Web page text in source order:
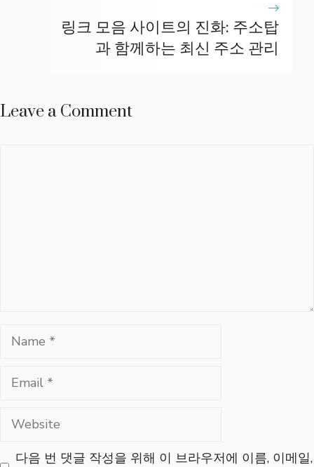
링크 모음 사이트의 진화: 주소탑
과 함께하는 최신 주소 관리
Leave a Comment
Name
Email
Website
다음 번 댓글 작성을 위해 이 브라우저에 이름, 이메일,